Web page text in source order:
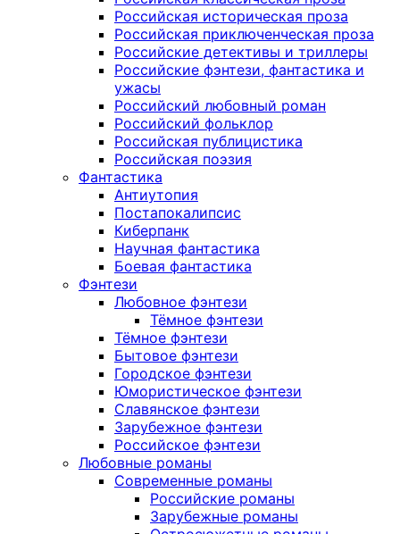
Российская историческая проза
Российская приключенческая проза
Российские детективы и триллеры
Российские фэнтези, фантастика и
ужасы
Российский любовный роман
Российский фольклор
Российская публицистика
Российская поэзия
Фантастика
Антиутопия
Постапокалипсис
Киберпанк
Научная фантастика
Боевая фантастика
Фэнтези
Любовное фэнтези
Тёмное фэнтези
Тёмное фэнтези
Бытовое фэнтези
Городское фэнтези
Юмористическое фэнтези
Славянское фэнтези
Зарубежное фэнтези
Российское фэнтези
Любовные романы
Современные романы
Российские романы
Зарубежные романы